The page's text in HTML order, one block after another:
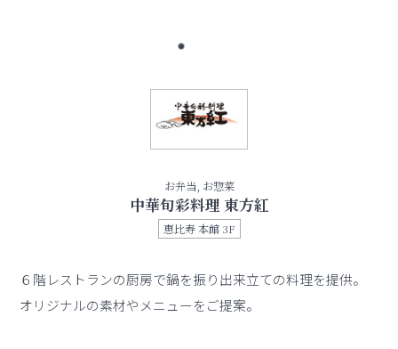
お弁当, お惣菜
中華旬彩料理 東方紅
恵比寿 本館 3F
６階レストランの厨房で鍋を振り出来立ての料理を提供。
オリジナルの素材やメニューをご提案。